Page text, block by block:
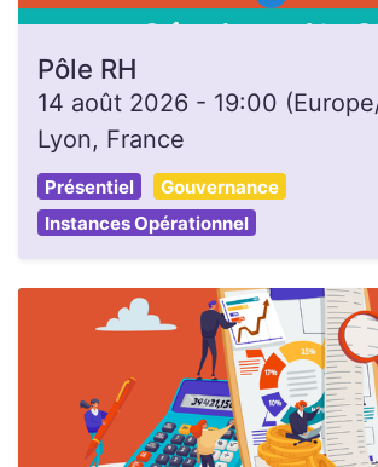
Pôle RH
14 août 2026 - 19:00 (
Lyon, France
Présentiel
Gouvernance
Instances Opérationnel